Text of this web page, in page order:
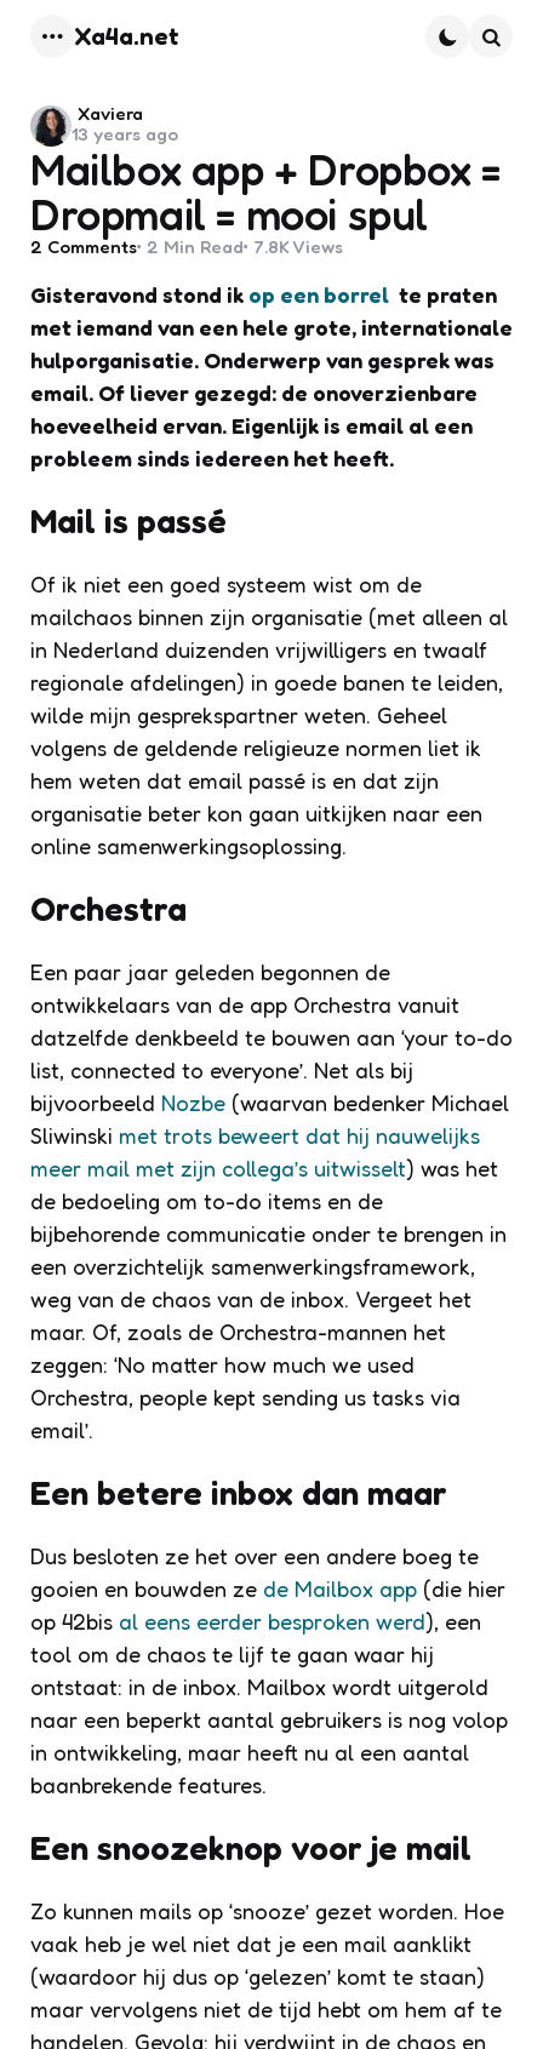
Xa4a.net
Mailbox app + Dropbox =
Dropmail = mooi spul
Posted
by
Xaviera
13 years ago
2 Comments 2 Min Read 7.8K Views
Gisteravond stond ik op een borrel te praten
met iemand van een hele grote, internationale
hulporganisatie. Onderwerp van gesprek was
email. Of liever gezegd: de onoverzienbare
hoeveelheid ervan. Eigenlijk is email al een
probleem sinds iedereen het heeft.
Mail is passé
Of ik niet een goed systeem wist om de
mailchaos binnen zijn organisatie (met alleen al
in Nederland duizenden vrijwilligers en twaalf
regionale afdelingen) in goede banen te leiden,
wilde mijn gesprekspartner weten. Geheel
volgens de geldende religieuze normen liet ik
hem weten dat email passé is en dat zijn
organisatie beter kon gaan uitkijken naar een
online samenwerkingsoplossing.
Orchestra
Een paar jaar geleden begonnen de
ontwikkelaars van de app Orchestra vanuit
datzelfde denkbeeld te bouwen aan ‘your to-do
list, connected to everyone’. Net als bij
bijvoorbeeld Nozbe (waarvan bedenker Michael
Sliwinski met trots beweert dat hij nauwelijks
meer mail met zijn collega’s uitwisselt) was het
de bedoeling om to-do items en de
bijbehorende communicatie onder te brengen in
een overzichtelijk samenwerkingsframework,
weg van de chaos van de inbox. Vergeet het
maar. Of, zoals de Orchestra-mannen het
zeggen: ‘No matter how much we used
Orchestra, people kept sending us tasks via
email’.
Een betere inbox dan maar
Dus besloten ze het over een andere boeg te
gooien en bouwden ze de Mailbox app (die hier
op 42bis al eens eerder besproken werd), een
tool om de chaos te lijf te gaan waar hij
ontstaat: in de inbox. Mailbox wordt uitgerold
naar een beperkt aantal gebruikers is nog volop
in ontwikkeling, maar heeft nu al een aantal
baanbrekende features.
Een snoozeknop voor je mail
Zo kunnen mails op ‘snooze’ gezet worden. Hoe
vaak heb je wel niet dat je een mail aanklikt
(waardoor hij dus op ‘gelezen’ komt te staan)
maar vervolgens niet de tijd hebt om hem af te
handelen. Gevolg: hij verdwijnt in de chaos en